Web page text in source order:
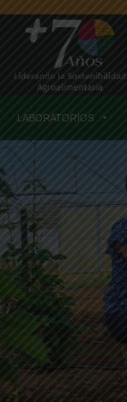
LABORATORIOS